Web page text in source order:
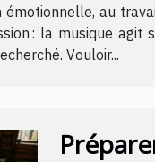
émotionnelle, au
: la musique
Vouloir...